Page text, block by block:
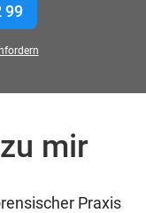
99
mir
Praxis